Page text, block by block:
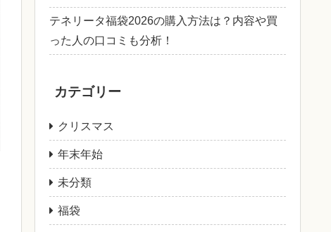
テネリータ福袋2026の購入方法は？内容や買
った人の口コミも分析！
カテゴリー
クリスマス
年末年始
未分類
福袋